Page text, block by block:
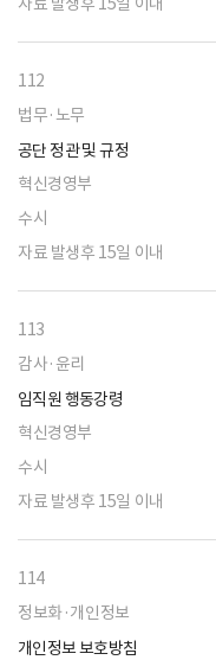
112
법무·노무
공단 정관 및 규정
혁신경영부
수시
자료 발생후 15일 이내
113
감사·윤리
임직원 행동강령
혁신경영부
수시
자료 발생후 15일 이내
114
정보화·개인정보
개인정보 보호방침